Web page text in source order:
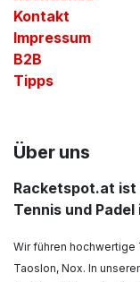
Kontakt
Impressum
B2B
Tipps
Über uns
Racketspot.at
Tennis und
Wir führen
Taoslon, Nox. In